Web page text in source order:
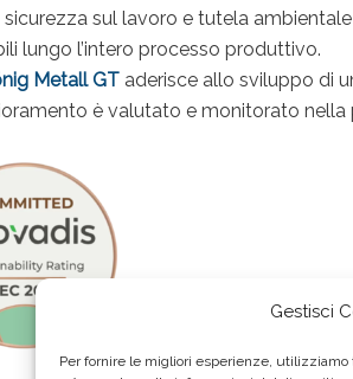
Gestisci
Per fornire le migliori esperienze,
sul lavoro e tutela
lungo l’intero processo produttivo.
Metall GT aderisce allo sviluppo di
è valutato e monitorato